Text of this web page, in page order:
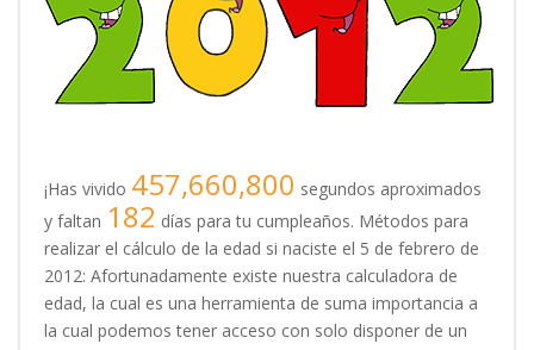
¡Has vivido 457,660,800 segundos aproximados
y faltan 182 días para tu cumpleaños. Métodos para
realizar el cálculo de la edad si naciste el 5 de febrero de
2012: Afortunadamente existe nuestra calculadora de
edad, la cual es una herramienta de suma importancia a
la cual podemos tener acceso con solo disponer de un